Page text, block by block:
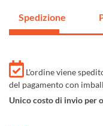
Spedizione
L'ordine viene
del pagamento con
Unico costo di invio per